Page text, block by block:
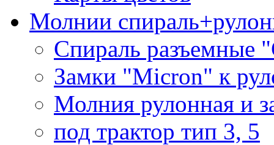
Молнии
Спираль разъемные
Замки "Micron" к
Молния рулонная и
под трактор тип 3, 5